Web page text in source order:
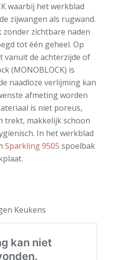
waarbij het werkblad
zijwangen als rugwand.
zonder zichtbare naden
tot één geheel. Op
vanuit de achterzijde of
(MONOBLOCK) is
naadloze verlijming kan
afmeting worden
is niet poreus,
trekt, makkelijk schoon
In het werkblad
Sparkling 9505 spoelbak
Keukens